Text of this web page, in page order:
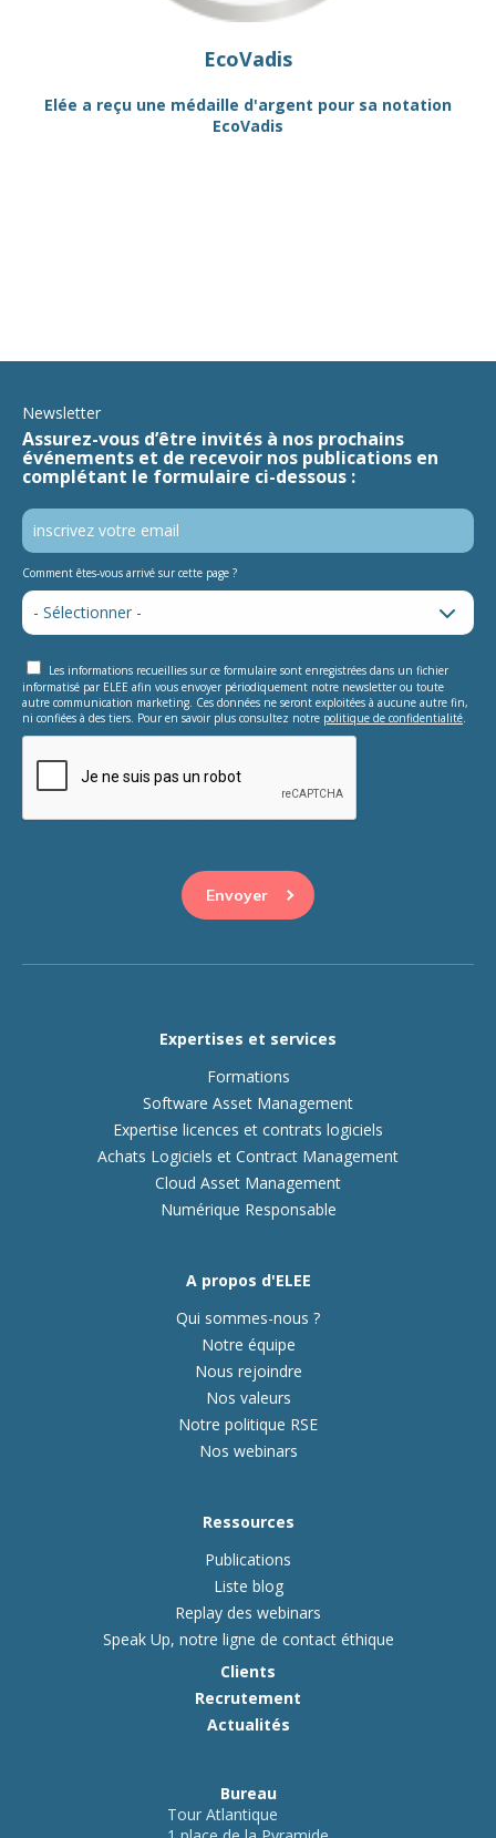
EcoVadis
Elée a reçu une médaille d'argent pour sa notation
EcoVadis
Newsletter
Assurez-vous d’être invités à nos prochains
événements et de recevoir nos publications en
complétant le formulaire ci-dessous :
Comment êtes-vous arrivé sur cette page ?
Les informations recueillies sur ce formulaire sont enregistrées dans un fichier
informatisé par ELEE afin vous envoyer périodiquement notre newsletter ou toute
autre communication marketing. Ces données ne seront exploitées à aucune autre fin,
ni confiées à des tiers. Pour en savoir plus consultez notre politique de confidentialité
Expertises et services
Formations
Software Asset Management
Expertise licences et contrats logiciels
Achats Logiciels et Contract Management
Cloud Asset Management
Numérique Responsable
A propos d'ELEE
Qui sommes-nous ?
Notre équipe
Nous rejoindre
Nos valeurs
Notre politique RSE
Nos webinars
Ressources
Publications
Liste blog
Replay des webinars
Speak Up, notre ligne de contact éthique
Clients
Recrutement
Actualités
Bureau
Tour Atlantique